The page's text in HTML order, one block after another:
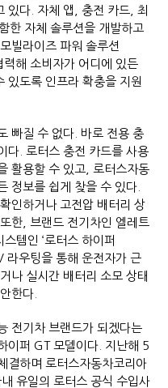
있다. 자체 앱, 충전 카드, 최
한 자체 솔루션을 개발하고
빌라이즈 파워 솔루션
해 소비자가 어디에 있든
있도록 인프라 확충을 지원
빠질 수 없다. 바로 전용 충
다. 로터스 충전 카드를 사용
활용할 수 있고, 로터스자동
정보를 쉽게 찾을 수 있다.
인하거나 고전압 배터리 상
한, 브랜드 전기차인 엘레트
템인 ‘로터스 하이퍼
라우팅을 통해 운전자가 근
나 실시간 배터리 소모 상태
한다.
전기차 브랜드가 되겠다는
이퍼 GT 모델이다. 지난해 5
결하며 로터스자동차코리아
유일의 로터스 공식 수입사